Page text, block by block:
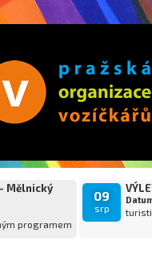
Mělnický
programem
09
srp